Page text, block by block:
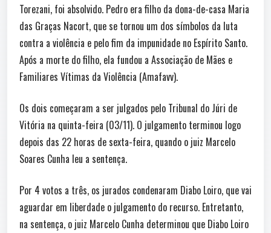
Torezani, foi absolvido. Pedro era filho da dona-de-casa Maria
das Graças Nacort, que se tornou um dos símbolos da luta
contra a violência e pelo fim da impunidade no Espírito Santo.
Após a morte do filho, ela fundou a Associação de Mães e
Familiares Vítimas da Violência (Amafavv).
Os dois começaram a ser julgados pelo Tribunal do Júri de
Vitória na quinta-feira (03/11). O julgamento terminou logo
depois das 22 horas de sexta-feira, quando o juiz Marcelo
Soares Cunha leu a sentença.
Por 4 votos a três, os jurados condenaram Diabo Loiro, que vai
aguardar em liberdade o julgamento do recurso. Entretanto,
na sentença, o juiz Marcelo Cunha determinou que Diabo Loiro